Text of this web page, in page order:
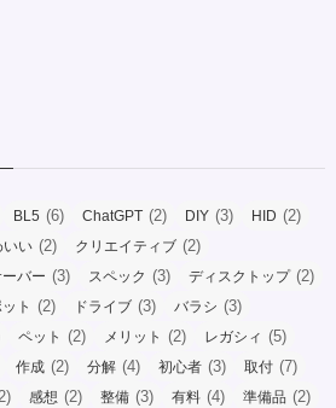
BL5 (6) ChatGPT (2) DIY (3) HID (2)
いい (2) クリエイティブ (2)
バー (3) スペック (3) ディスクトップ(2)
ト (2) ドライブ (3) バラシ (3)
ペット (2) メリット (2) レガシィ (5)
作成 (2) 分解 (4) 初心者 (3) 取付 (7)
感想 (2) 整備 (3) 有料 (4) 準備品 (2)